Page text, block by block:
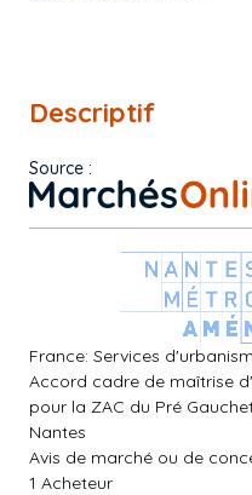
Descriptif
Source :
France: Services
Accord cadre de maîtrise
pour la ZAC du Pré
Nantes
Avis de marché ou de
1 Acheteur